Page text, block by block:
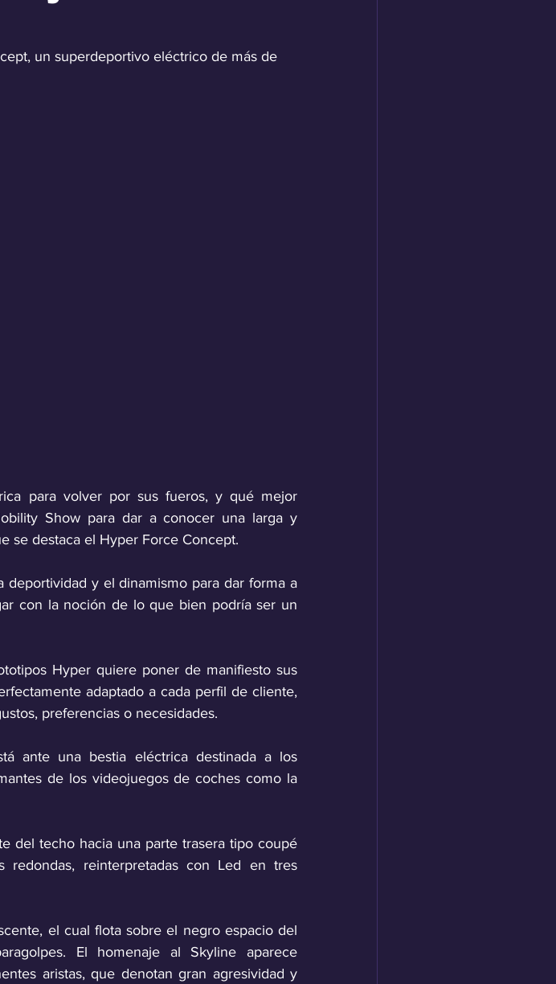
un superdeportivo eléctrico de más de
para volver por sus fueros, y qué mejor
Show para dar a conocer una larga y
se destaca el Hyper Force Concept.
y el dinamismo para dar forma a
con la noción de lo que bien podría ser un
Hyper quiere poner de manifiesto sus
adaptado a cada perfil de cliente,
preferencias o necesidades.
ante una bestia eléctrica destinada a los
de los videojuegos de coches como la
del techo hacia una parte trasera tipo coupé
redondas, reinterpretadas con Led en tres
el cual flota sobre el negro espacio del
El homenaje al Skyline aparece
aristas, que denotan gran agresividad y